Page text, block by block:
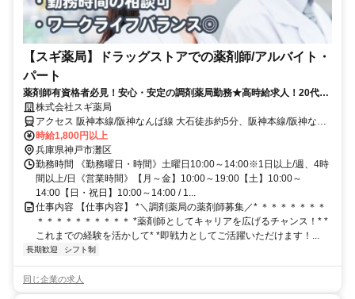
【スギ薬局】ドラッグストアでの薬剤師/アルバイト・
パート
薬剤師有資格者必見！安心・安定の調剤薬局勤務★高時給求人！20代30
代40代50代男女問わず活躍中〇ブランク可！主婦（夫）・フリーター活
躍中■
株式会社スギ薬局
アクセス 阪神本線/阪神なんば線 大石徒歩約5分、阪神本線/阪神なん
ば線 新在家徒歩約10分、ＪＲ東海道本線 摩耶南口徒歩約14分
時給1,800円以上
兵庫県神戸市灘区
勤務時間 《勤務曜日・時間》土曜日10:00～14:00※1日以上/週、4時
間以上/日《営業時間》【月～金】10:00～19:00【土】10:00～
14:00【日・祝日】10:00～14:00 / 1...
仕事内容 【仕事内容】 *＼調剤薬局の薬剤師募集／* ＊＊＊＊＊＊＊
＊＊＊＊＊＊＊＊＊＊ *薬剤師としてキャリアを広げるチャンス！* *
これまでの経験を活かして* *即戦力としてご活躍いただけます！...
長期歓迎 シフト制
同じ企業の求人